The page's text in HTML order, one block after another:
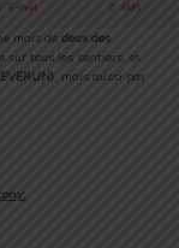
E-mail SMS
mais de deux des
sur tous les sentiers, et
, mais aussi par